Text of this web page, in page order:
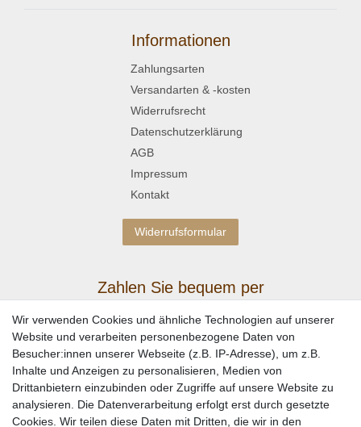
Informationen
Zahlungsarten
Versandarten & -kosten
Widerrufsrecht
Datenschutzerklärung
AGB
Impressum
Kontakt
Widerrufsformular
Zahlen Sie bequem per
Wir verwenden Cookies und ähnliche Technologien auf unserer
Website und verarbeiten personenbezogene Daten von
Besucher:innen unserer Webseite (z.B. IP-Adresse), um z.B.
Inhalte und Anzeigen zu personalisieren, Medien von
Drittanbietern einzubinden oder Zugriffe auf unsere Website zu
analysieren. Die Datenverarbeitung erfolgt erst durch gesetzte
Cookies. Wir teilen diese Daten mit Dritten, die wir in den